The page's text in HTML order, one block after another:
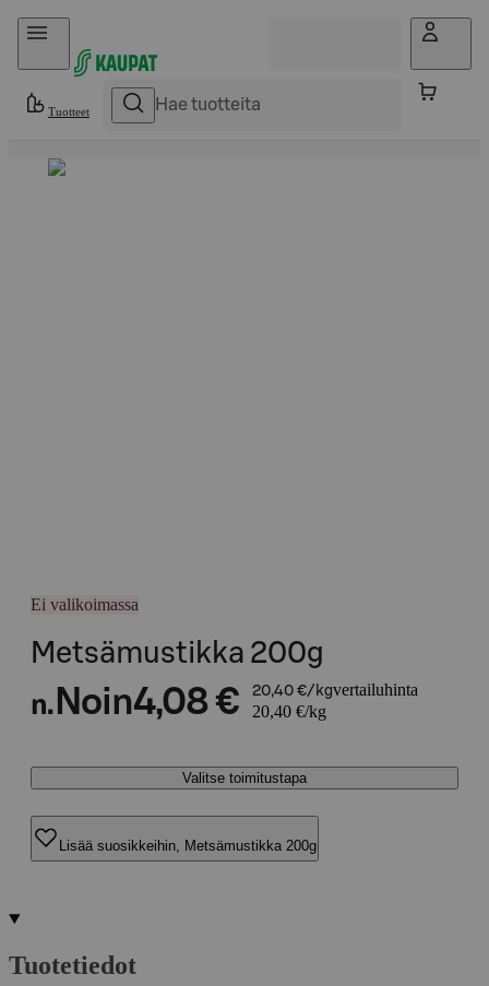
Hyppää sisältöön
Tuotteet
Ei valikoimassa
Metsämustikka 200g
n. Noin4,08 € 20,40 €/kgvertailuhinta
20,40 €/kg
Valitse toimitustapa
Lisää suosikkeihin, Metsämustikka 200g
Tuotetiedot